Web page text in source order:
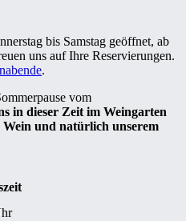
bis Samstag geöffnet, ab
uns auf Ihre Reservierungen.
.
vom
in dieser Zeit im Weingarten
und natürlich unserem